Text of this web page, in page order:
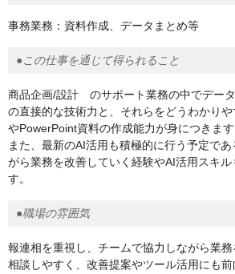
事務業務：資料作成、データまとめ等
●この仕事を通じて得られること
商品企画/設計 のサポート業務の中でデー
の直接的な技術力と、それらをどうわかり
やPowerPoint資料の作成能力が身につきます
また、最新のAI活用も積極的に行う予定で
がら業務を改善していく経験やAI活用スキル
す。
●職場の雰囲気
報連相を重視し、チームで協力しながら業務
相談しやすく、改善提案やツール活用にも